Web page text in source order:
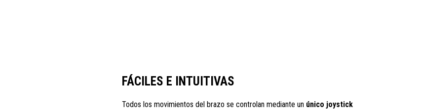
FÁCILES E INTUITIVAS
Todos los movimientos del brazo se controlan mediante un único joystick